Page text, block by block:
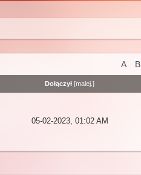
A B
Dołączył [malej. ]
05-02-2023, 01:02 AM